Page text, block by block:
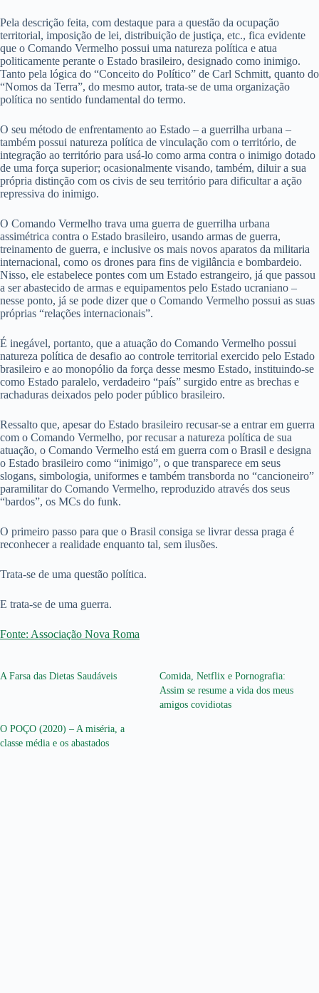
Pela descrição feita, com destaque para a questão da ocupação
territorial, imposição de lei, distribuição de justiça, etc., fica evidente
que o Comando Vermelho possui uma natureza política e atua
politicamente perante o Estado brasileiro, designado como inimigo.
Tanto pela lógica do “Conceito do Político” de Carl Schmitt, quanto do
“Nomos da Terra”, do mesmo autor, trata-se de uma organização
política no sentido fundamental do termo.
O seu método de enfrentamento ao Estado – a guerrilha urbana –
também possui natureza política de vinculação com o território, de
integração ao território para usá-lo como arma contra o inimigo dotado
de uma força superior; ocasionalmente visando, também, diluir a sua
própria distinção com os civis de seu território para dificultar a ação
repressiva do inimigo.
O Comando Vermelho trava uma guerra de guerrilha urbana
assimétrica contra o Estado brasileiro, usando armas de guerra,
treinamento de guerra, e inclusive os mais novos aparatos da militaria
internacional, como os drones para fins de vigilância e bombardeio.
Nisso, ele estabelece pontes com um Estado estrangeiro, já que passou
a ser abastecido de armas e equipamentos pelo Estado ucraniano –
nesse ponto, já se pode dizer que o Comando Vermelho possui as suas
próprias “relações internacionais”.
É inegável, portanto, que a atuação do Comando Vermelho possui
natureza política de desafio ao controle territorial exercido pelo Estado
brasileiro e ao monopólio da força desse mesmo Estado, instituindo-se
como Estado paralelo, verdadeiro “país” surgido entre as brechas e
rachaduras deixados pelo poder público brasileiro.
Ressalto que, apesar do Estado brasileiro recusar-se a entrar em guerra
com o Comando Vermelho, por recusar a natureza política de sua
atuação, o Comando Vermelho está em guerra com o Brasil e designa
o Estado brasileiro como “inimigo”, o que transparece em seus
slogans, simbologia, uniformes e também transborda no “cancioneiro”
paramilitar do Comando Vermelho, reproduzido através dos seus
“bardos”, os MCs do funk.
O primeiro passo para que o Brasil consiga se livrar dessa praga é
reconhecer a realidade enquanto tal, sem ilusões.
Trata-se de uma questão política.
E trata-se de uma guerra.
Fonte: Associação Nova Roma
A Farsa das Dietas Saudáveis
Comida, Netflix e Pornografia:
Assim se resume a vida dos meus
amigos covidiotas
O POÇO (2020) – A miséria, a
classe média e os abastados